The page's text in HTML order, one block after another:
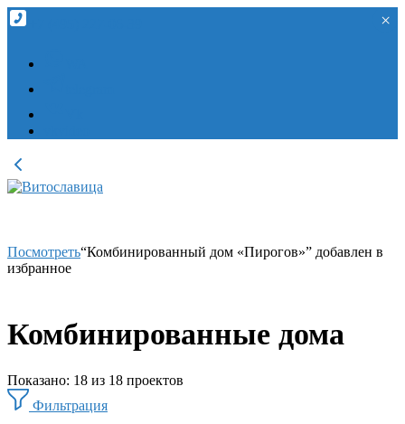
Посмотреть“Комбинированный дом «Пирогов»” добавлен в
избранное
Комбинированные дома
Показано: 18 из 18 проектов
Фильтрация
×
×